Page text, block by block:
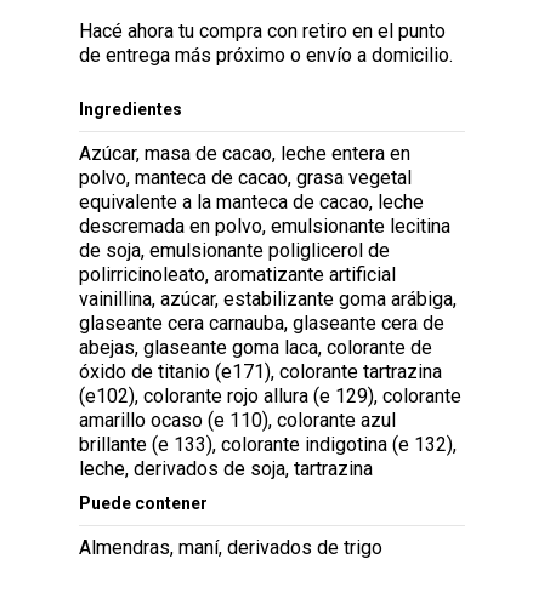
Hacé ahora tu compra con retiro en el punto
de entrega más próximo o envío a domicilio.
Ingredientes
Azúcar, masa de cacao, leche entera en
polvo, manteca de cacao, grasa vegetal
equivalente a la manteca de cacao, leche
descremada en polvo, emulsionante lecitina
de soja, emulsionante poliglicerol de
polirricinoleato, aromatizante artificial
vainillina, azúcar, estabilizante goma arábiga,
glaseante cera carnauba, glaseante cera de
abejas, glaseante goma laca, colorante de
óxido de titanio (e171), colorante tartrazina
(e102), colorante rojo allura (e 129), colorante
amarillo ocaso (e 110), colorante azul
brillante (e 133), colorante indigotina (e 132),
leche, derivados de soja, tartrazina
Puede contener
Almendras, maní, derivados de trigo